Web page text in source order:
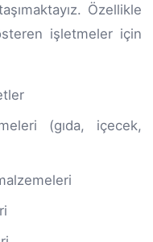
Özellikle
işletmeler için
(gıda, içecek,